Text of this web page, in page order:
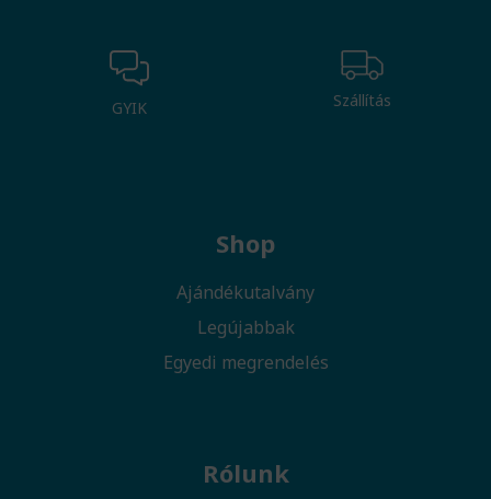
GYIK Szállítás
Shop
Ajándékutalvány
Legújabbak
Egyedi megrendelés
Rólunk